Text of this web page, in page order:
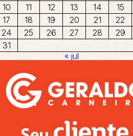
10
11 12 13 14 15
17
18 19 20 21 22
24
25 26 27 28 29
31
« jul